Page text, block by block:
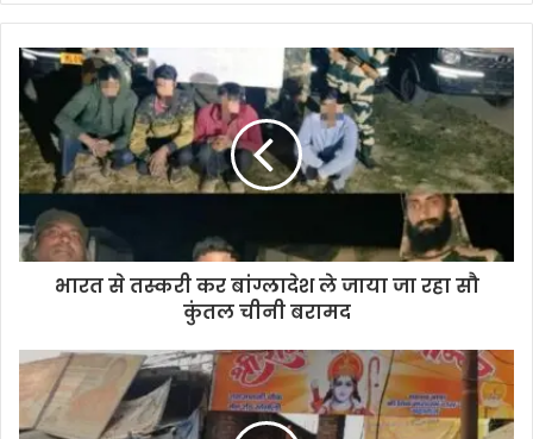
भारत से तस्करी कर बांग्लादेश ले जाया जा रहा सौ
कुंतल चीनी बरामद